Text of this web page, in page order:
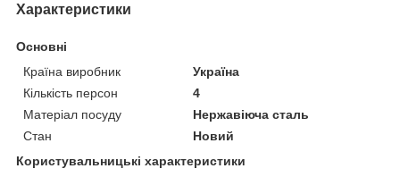
Характеристики
Основні
Країна виробник
Україна
Кількість персон
4
Матеріал посуду
Нержавіюча сталь
Стан
Новий
Користувальницькі характеристики